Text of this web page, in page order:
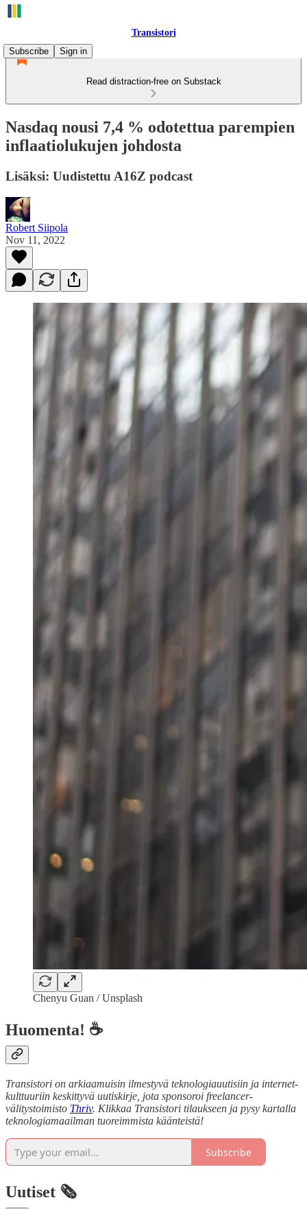
Transistori
Subscribe
Sign in
Read distraction-free on Substack
Nasdaq nousi 7,4 % odotettua parempien
inflaatiolukujen johdosta
Lisäksi: Uudistettu A16Z podcast
Robert Siipola
Nov 11, 2022
Chenyu Guan / Unsplash
Huomenta! ☕
Transistori on arkiaamuisin ilmestyvä teknologiauutisiin ja internet-
kulttuuriin keskittyvä uutiskirje, jota sponsoroi freelancer-
välitystoimisto Thriv. Klikkaa Transistori tilaukseen ja pysy kartalla
teknologiamaailman tuoreimmista käänteistä!
Subscribe
Uutiset 🗞️